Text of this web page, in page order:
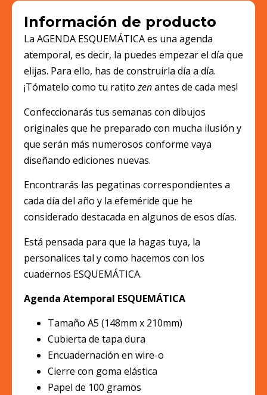
Información de producto
La AGENDA ESQUEMÁTICA es una agenda
atemporal, es decir, la puedes empezar el día que
elijas. Para ello, has de construirla día a día.
¡Tómatelo como tu ratitozenantes de cada mes!
Confeccionarás tus semanas con dibujos
originales que he preparado con mucha ilusión y
que serán más numerosos conforme vaya
diseñando ediciones nuevas.
Encontrarás las pegatinas correspondientes a
cada día del año y la efeméride que he
considerado destacada en algunos de esos días.
Está pensada para que la hagas tuya, la
personalices tal y como hacemos con los
cuadernos ESQUEMÁTICA.
Agenda Atemporal ESQUEMÁTICA
Tamaño A5 (148mm x 210mm)
Cubierta de tapa dura
Encuadernación en wire-o
Cierre con goma elástica
Papel de 100 gramos